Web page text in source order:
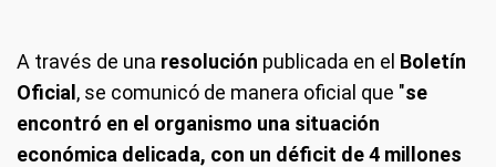
A través de una resolución publicada en el Boletín
Oficial , se comunicó de manera oficial que "se
encontró en el organismo una situación
económica delicada, con un déficit de 4 millones